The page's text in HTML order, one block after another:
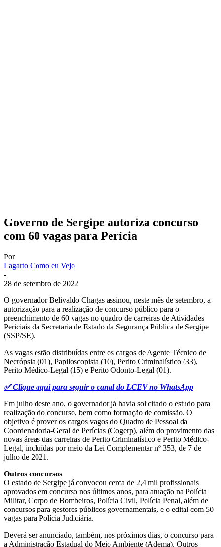
Governo de Sergipe autoriza concurso
com 60 vagas para Perícia
Por
Lagarto Como eu Vejo
-
28 de setembro de 2022
O governador Belivaldo Chagas assinou, neste mês de setembro, a
autorização para a realização de concurso público para o
preenchimento de 60 vagas no quadro de carreiras de Atividades
Periciais da Secretaria de Estado da Segurança Pública de Sergipe
(SSP/SE).
As vagas estão distribuídas entre os cargos de Agente Técnico de
Necrópsia (01), Papiloscopista (10), Perito Criminalístico (33),
Perito Médico-Legal (15) e Perito Odonto-Legal (01).
✅ Clique aqui para seguir o canal do LCEV no WhatsApp
Em julho deste ano, o governador já havia solicitado o estudo para
realização do concurso, bem como formação de comissão. O
objetivo é prover os cargos vagos do Quadro de Pessoal da
Coordenadoria-Geral de Perícias (Cogerp), além do provimento das
novas áreas das carreiras de Perito Criminalístico e Perito Médico-
Legal, incluídas por meio da Lei Complementar nº 353, de 7 de
julho de 2021.
Outros concursos
O estado de Sergipe já convocou cerca de 2,4 mil profissionais
aprovados em concurso nos últimos anos, para atuação na Polícia
Militar, Corpo de Bombeiros, Polícia Civil, Polícia Penal, além de
concursos para gestores públicos governamentais, e o edital com 50
vagas para Polícia Judiciária.
Deverá ser anunciado, também, nos próximos dias, o concurso para
a Administração Estadual do Meio Ambiente (Adema). Outros